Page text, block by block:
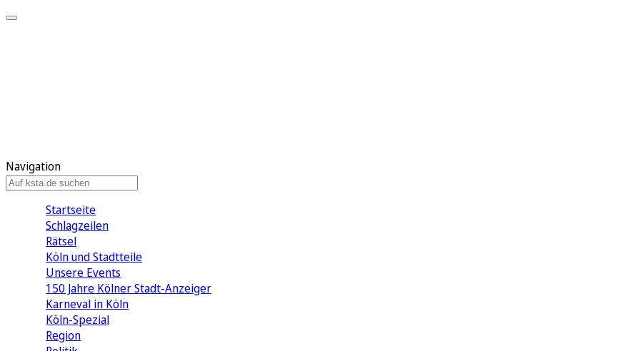
Navigation
Startseite
Schlagzeilen
Rätsel
Köln und Stadtteile
Unsere Events
150 Jahre Kölner Stadt-Anzeiger
Karneval in Köln
Köln-Spezial
Region